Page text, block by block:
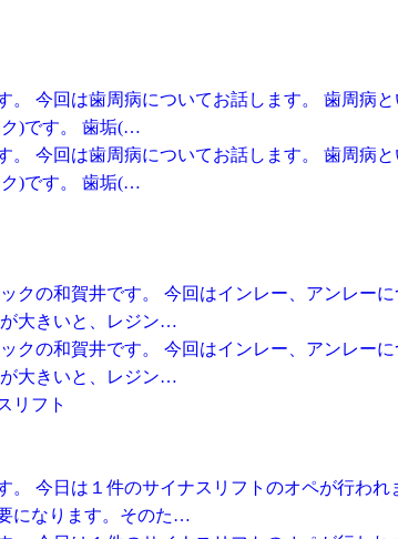
。 今回は歯周病についてお話します。 歯周病
)です。 歯垢(…
。 今回は歯周病についてお話します。 歯周病
)です。 歯垢(…
クの和賀井です。 今回はインレー、アンレー
大きいと、レジン…
クの和賀井です。 今回はインレー、アンレー
大きいと、レジン…
リフト
。 今日は１件のサイナスリフトのオペが行わ
になります。そのた…